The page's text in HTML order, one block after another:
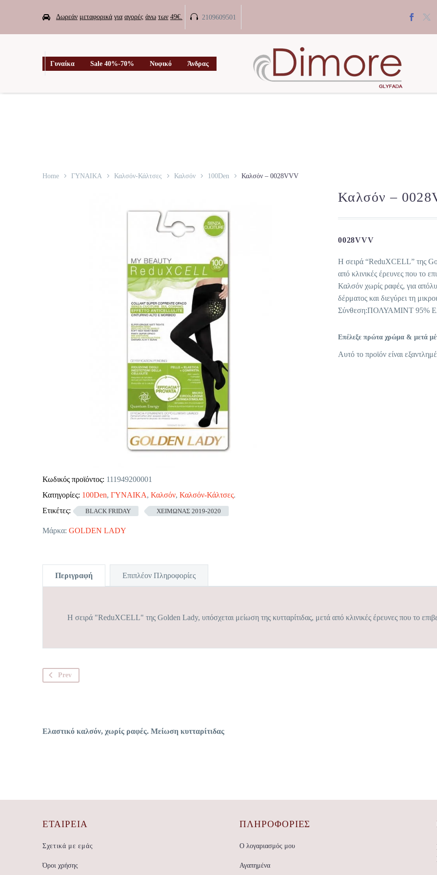
 Δωρεάν μεταφορικά για αγορές άνω των 49€. 
 2109609501
Γυναίκα Sale 40%-70% Νυφικό Άνδρας
Home ΓΥΝΑΙΚΑ Καλσόν-Κάλτσες Καλσόν 100Den Καλσόν – 0028VVV
Κωδικός προϊόντος: 111949200001
Κατηγορίες: 100Den, ΓΥΝΑΙΚΑ, Καλσόν, Καλσόν-Κάλτσες.
Ετικέτες:
BLACK FRIDAY ΧΕΙΜΩΝΑΣ 2019-2020
Μάρκα: GOLDEN LADY
Καλσόν –
0028VVV
Η σειρά “ReduXCELL” της
από κλινικές έρευνες που το
Καλσόν χωρίς ραφές, για
δέρματος και διεγύρει τη
Σύνθεση:ΠΟΛΥΑΜΙΝΤ 95%
Επέλεξε πρώτα χρώμα & μετά
Αυτό το προϊόν είναι
Περιγραφή Επιπλέον Πληροφορίες
Η σειρά "ReduXCELL" της Golden Lady, υπόσχεται μείωση της κυτταρίτιδας, μετά από κλινικές έρευνες που το
Prev
Ελαστικό καλσόν, χωρίς ραφές. Μείωση κυτταρίτιδας
ΕΤΑΙΡΕΊΑ
Σχετικά με εμάς
Όροι χρήσης
ΠΛΗΡΟΦΟΡΙΕΣ
Ο λογαριασμός μου
Αγαπημένα